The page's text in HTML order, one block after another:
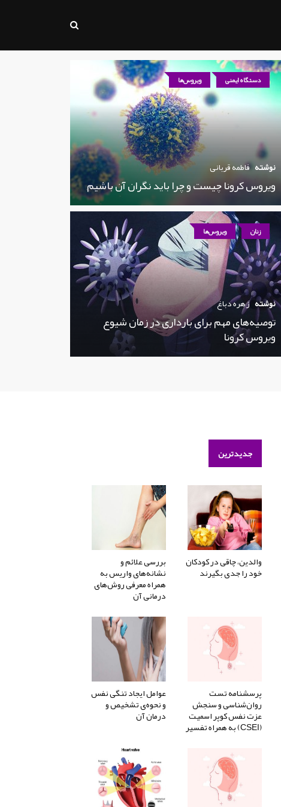
دستگاه ایمنی ویروس‌ها
نوشته فاطمه قربانی
ویروس کرونا چیست و چرا باید نگران آن باشیم
زنان ویروس‌ها
نوشته زهره دباغ
توصیه‌های مهم برای بارداری در زمان شیوع
ویروس کرونا
جدیدترین
والدین، چاقی در کودکان
خود را جدی بگیرند
بررسی علائم و
نشانه‌های واریس به
همراه معرفی روش‌های
درمانی آن
پرسشنامه تست
روان‌شناسی و سنجش
عزت نفس کوپر اسمیت
(CSEI) به همراه تفسیر
عوامل ایجاد تنگی نفس
و نحوه‌ی تشخیص و
درمان آن